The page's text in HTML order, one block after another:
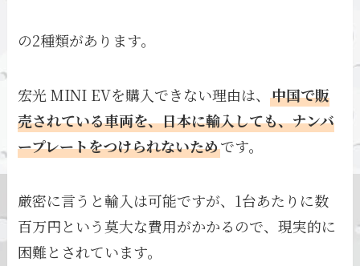
の2種類があります。
宏光 MINI EVを購入できない理由は、中国で販
売されている車両を、日本に輸入しても、ナンバ
ープレートをつけられないためです。
厳密に言うと輸入は可能ですが、1台あたりに数
百万円という莫大な費用がかかるので、現実的に
困難とされています。